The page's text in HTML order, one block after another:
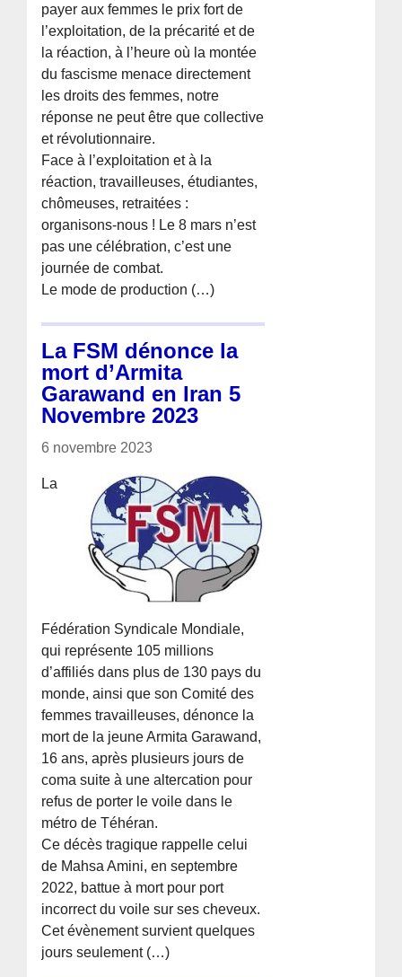
payer aux femmes le prix fort de
l’exploitation, de la précarité et de
la réaction, à l’heure où la montée
du fascisme menace directement
les droits des femmes, notre
réponse ne peut être que collective
et révolutionnaire.
Face à l’exploitation et à la
réaction, travailleuses, étudiantes,
chômeuses, retraitées :
organisons-nous ! Le 8 mars n’est
pas une célébration, c’est une
journée de combat.
Le mode de production (…)
La FSM dénonce la
mort d’Armita
Garawand en Iran 5
Novembre 2023
6 novembre 2023
La
Fédération Syndicale Mondiale,
qui représente 105 millions
d’affiliés dans plus de 130 pays du
monde, ainsi que son Comité des
femmes travailleuses, dénonce la
mort de la jeune Armita Garawand,
16 ans, après plusieurs jours de
coma suite à une altercation pour
refus de porter le voile dans le
métro de Téhéran.
Ce décès tragique rappelle celui
de Mahsa Amini, en septembre
2022, battue à mort pour port
incorrect du voile sur ses cheveux.
Cet évènement survient quelques
jours seulement (…)